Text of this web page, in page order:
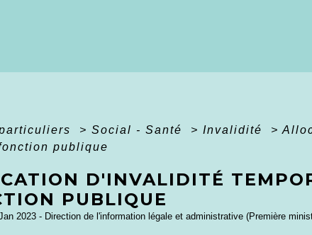
> Social - Santé > Invalidité >
publique
D'INVALIDITÉ
PUBLIQUE
2023 - Direction de l'information légale et administrative (Première